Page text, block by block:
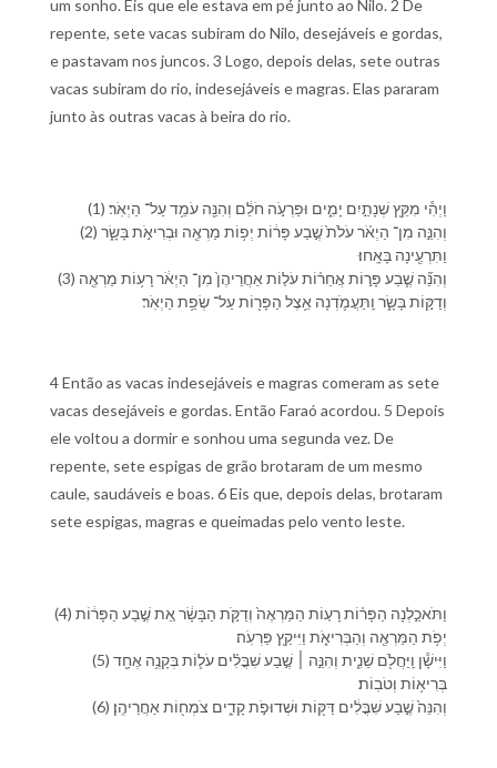
um sonho. Eis que ele estava em pé junto ao Nilo. 2 De
repente, sete vacas subiram do Nilo, desejáveis e gordas,
e pastavam nos juncos. 3 Logo, depois delas, sete outras
vacas subiram do rio, indesejáveis e magras. Elas pararam
junto às outras vacas à beira do rio.
(1) וַ⁠יְהִ֕י מִ⁠קֵּ֖ץ שְׁנָתַ֣יִם יָמִ֑ים וּ⁠פַרְעֹ֣ה חֹלֵ֔ם וְ⁠הִנֵּ֖ה עֹמֵ֥ד עַל־ הַ⁠יְאֹֽר׃
(2) וְ⁠הִנֵּ֣ה מִן־ הַ⁠יְאֹ֗ר עֹלֹת֙ שֶׁ֣בַע פָּר֔וֹת יְפ֥וֹת מַרְאֶ֖ה וּ⁠בְרִיאֹ֣ת בָּשָׂ֑ר
וַ⁠תִּרְעֶ֖ינָה בָּ⁠אָֽחוּ׃
(3) וְ⁠הִנֵּ֞ה שֶׁ֧בַע פָּר֣וֹת אֲחֵר֗וֹת עֹל֤וֹת אַחֲרֵי⁠הֶן֙ מִן־ הַ⁠יְאֹ֔ר רָע֥וֹת מַרְאֶ֖ה
וְ⁠דַקּ֣וֹת בָּשָׂ֑ר וַֽ⁠תַּעֲמֹ֛דְנָה אֵ֥צֶל הַ⁠פָּר֖וֹת עַל־ שְׂפַ֥ת הַ⁠יְאֹֽר׃
4 Então as vacas indesejáveis e magras comeram as sete
vacas desejáveis e gordas. Então Faraó acordou. 5 Depois
ele voltou a dormir e sonhou uma segunda vez. De
repente, sete espigas de grão brotaram de um mesmo
caule, saudáveis e boas. 6 Eis que, depois delas, brotaram
sete espigas, magras e queimadas pelo vento leste.
(4) וַ⁠תֹּאכַ֣לְנָה הַ⁠פָּר֗וֹת רָע֤וֹת הַ⁠מַּרְאֶה֙ וְ⁠דַקֹּ֣ת הַ⁠בָּשָׂ֔ר אֵ֚ת שֶׁ֣בַע הַ⁠פָּר֔וֹת
יְפֹ֥ת הַ⁠מַּרְאֶ֖ה וְ⁠הַ⁠בְּרִיאֹ֑ת וַ⁠יִּיקַ֖ץ פַּרְעֹֽה׃
(5) וַ⁠יִּישָׁ֕ן וַֽ⁠יַּחֲלֹ֖ם שֵׁנִ֑ית וְ⁠הִנֵּ֣ה ׀ שֶׁ֣בַע שִׁבֳּלִ֗ים עֹל֛וֹת בְּ⁠קָנֶ֥ה אֶחָ֖ד
בְּרִיא֥וֹת וְ⁠טֹבֽוֹת׃
(6) וְ⁠הִנֵּה֙ שֶׁ֣בַע שִׁבֳּלִ֔ים דַּקּ֖וֹת וּ⁠שְׁדוּפֹ֣ת קָדִ֑ים צֹמְח֖וֹת אַחֲרֵי⁠הֶֽן׃